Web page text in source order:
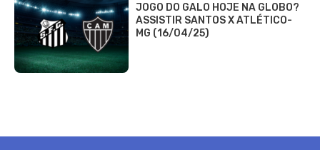
JOGO DO GALO HOJE NA GLOBO?
ASSISTIR SANTOS X ATLÉTICO-
MG (16/04/25)